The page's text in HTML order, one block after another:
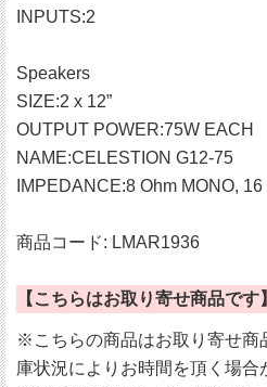
INPUTS:2
Speakers
SIZE:2 x 12”
OUTPUT POWER:75W EACH
NAME:CELESTION G12-75
IMPEDANCE:8 Ohm MONO,
商品コード: LMAR1936
【こちらはお取り寄せ商品です】
※こちらの商品はお取り寄せ商
庫状況によりお時間を頂く場合